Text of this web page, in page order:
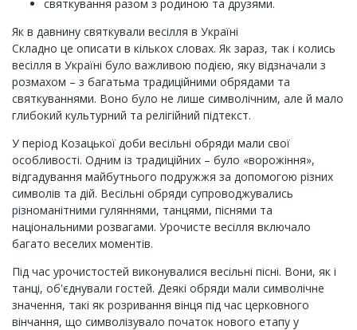
святкування разом з родиною та друзями.
Як в давнину святкували весілля в Україні
Складно це описати в кількох словах. Як зараз, так і колись
весілля в Україні було важливою подією, яку відзначали з
розмахом – з багатьма традиційними обрядами та
святкуваннями. Воно було не лише символічним, але й мало
глибокий культурний та релігійний підтекст.
У період Козацької доби весільні обряди мали свої
особливості. Одним із традиційних – було «ворожіння»,
відгадування майбутнього подружжя за допомогою різних
символів та дій. Весільні обряди супроводжувались
різноманітними гуляннями, танцями, піснями та
національними розвагами. Урочисте весілля включало
багато веселих моментів.
Під час урочистостей виконувалися весільні пісні. Вони, як і
танці, об'єднували гостей. Деякі обряди мали символічне
значення, такі як розривання вінця під час церковного
вінчання, що символізувало початок нового етапу у